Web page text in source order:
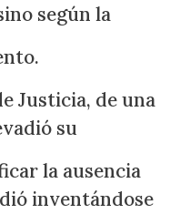
según la
Justicia, de una
su
la ausencia
inventándose